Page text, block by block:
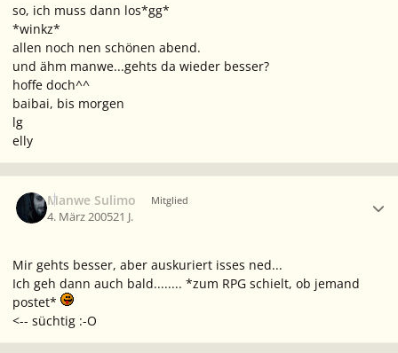
so, ich muss dann los*gg*
*winkz*
allen noch nen schönen abend.
und ähm manwe...gehts da wieder besser?
hoffe doch^^
baibai, bis morgen
lg
elly
Manwe Sulimo Mitglied
4. März 200521 J.
Mir gehts besser, aber auskuriert isses ned...
Ich geh dann auch bald........ *zum RPG schielt, ob jemand
postet*
<-- süchtig :-O